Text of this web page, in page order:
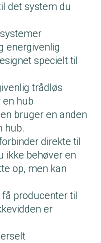
det system du
energivenlig
specielt til
trådløs
hub
bruger en anden
hub.
direkte til
ikke behøver en
op, men kan
producenter til
er